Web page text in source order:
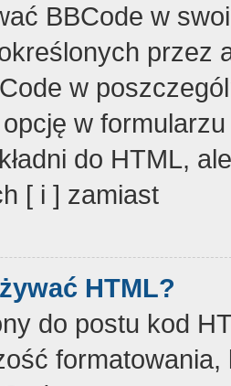
BBCode w
przez
w
w
do HTML,
[ i ] zamiast
HTML?
do postu kod